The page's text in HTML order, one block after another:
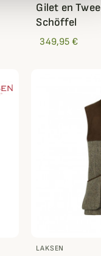
Gilet en
Schöffel
349,95 €
LAKSEN